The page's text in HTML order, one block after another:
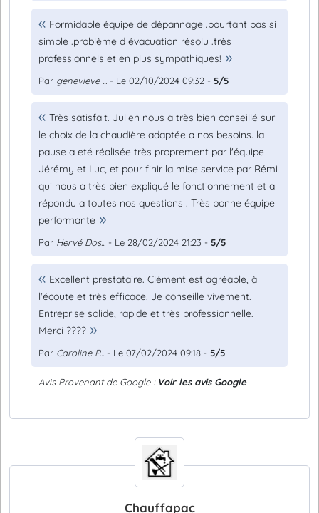
Formidable équipe de dépannage .pourtant pas si
simple .problème d évacuation résolu .très
professionnels et en plus sympathiques!
Par genevieve ... - Le 02/10/2024 09:32 - 5/5
Très satisfait. Julien nous a très bien conseillé sur
le choix de la chaudière adaptée a nos besoins. la
pause a eté réalisée très proprement par l'équipe
Jérémy et Luc, et pour finir la mise service par Rémi
qui nous a très bien expliqué le fonctionnement et a
répondu a toutes nos questions . Très bonne équipe
performante
Par Hervé Dos... - Le 28/02/2024 21:23 - 5/5
Excellent prestataire. Clément est agréable, à
l'écoute et très efficace. Je conseille vivement.
Entreprise solide, rapide et très professionnelle.
Merci ????
Par Caroline P... - Le 07/02/2024 09:18 - 5/5
Avis Provenant de Google : Voir les avis Google
Chauffapac